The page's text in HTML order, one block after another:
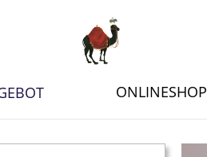
Zum
Inhalt
springen
ONLINESHOP